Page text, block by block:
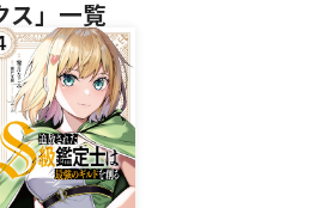
OVERLAP STORE
オーバーラップ広報室
ィングス
お問い合わせはこちら
オーバーラップ文庫
ーバーラップノベルス
ス」一覧